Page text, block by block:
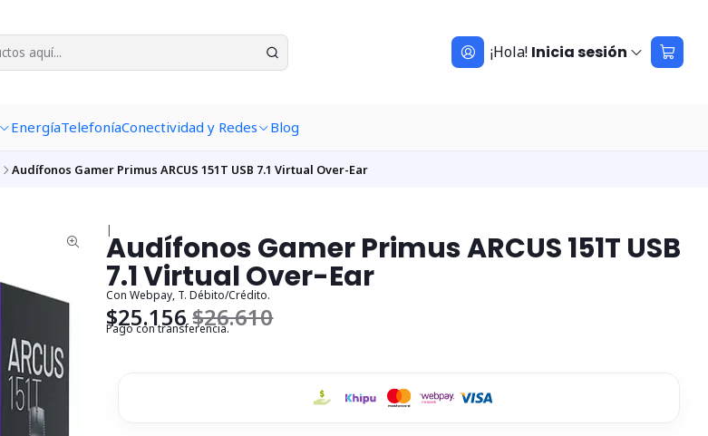
¡Hola! Inicia sesión
EnergíaTelefoníaConectividad y Redes Blog
Audífonos Gamer Primus ARCUS 151T USB 7.1 Virtual Over-Ear
|
Audífonos Gamer Primus ARCUS 151T USB
7.1 Virtual Over-Ear
Con Webpay, T. Débito/Crédito.
$25.156$26.610
Pago con transferencia.